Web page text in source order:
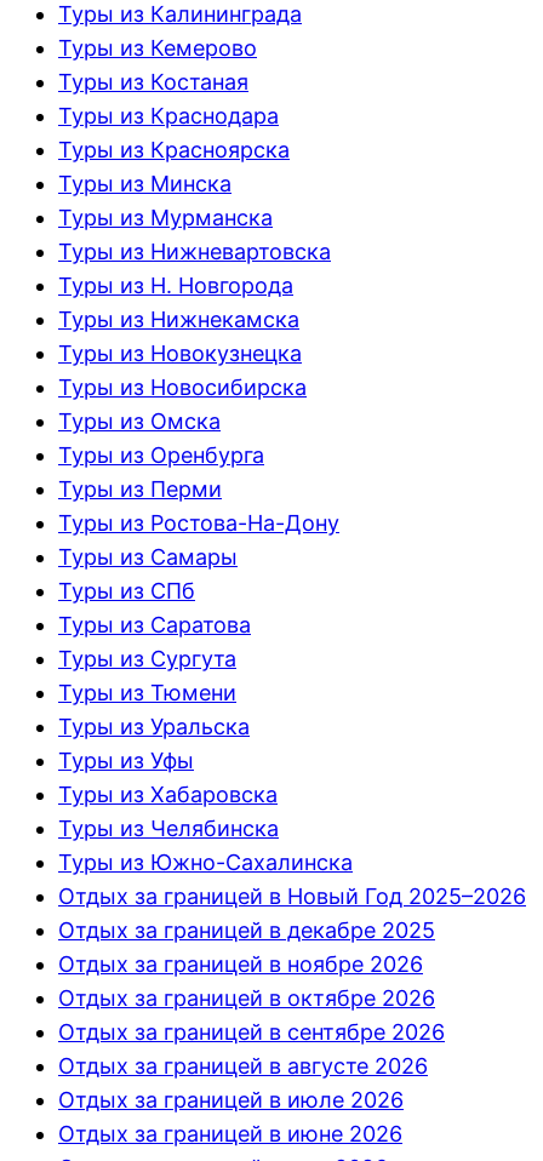
Туры из Калининграда
Туры из Кемерово
Туры из Костаная
Туры из Краснодара
Туры из Красноярска
Туры из Минска
Туры из Мурманска
Туры из Нижневартовска
Туры из Н. Новгорода
Туры из Нижнекамска
Туры из Новокузнецка
Туры из Новосибирска
Туры из Омска
Туры из Оренбурга
Туры из Перми
Туры из Ростова-На-Дону
Туры из Самары
Туры из СПб
Туры из Саратова
Туры из Сургута
Туры из Тюмени
Туры из Уральска
Туры из Уфы
Туры из Хабаровска
Туры из Челябинска
Туры из Южно-Сахалинска
Отдых за границей в Новый Год 2025–2026
Отдых за границей в декабре 2025
Отдых за границей в ноябре 2026
Отдых за границей в октябре 2026
Отдых за границей в сентябре 2026
Отдых за границей в августе 2026
Отдых за границей в июле 2026
Отдых за границей в июне 2026